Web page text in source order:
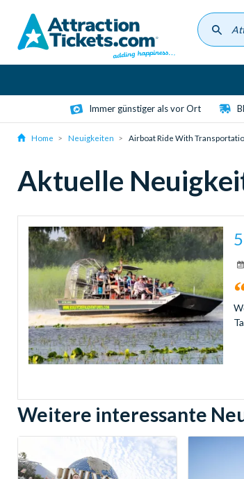
content
Immer günstiger als vor Ort
Home Neuigkeiten Airboat Ride With
Aktuelle
Weitere interessante